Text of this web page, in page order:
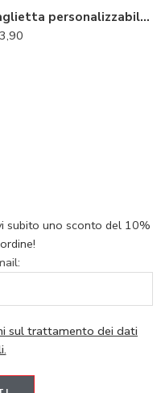
Maglietta personalizzabile uomo divertente “Anni fa ero il più veloce”
subito uno sconto del 10%
sul trattamento dei dati